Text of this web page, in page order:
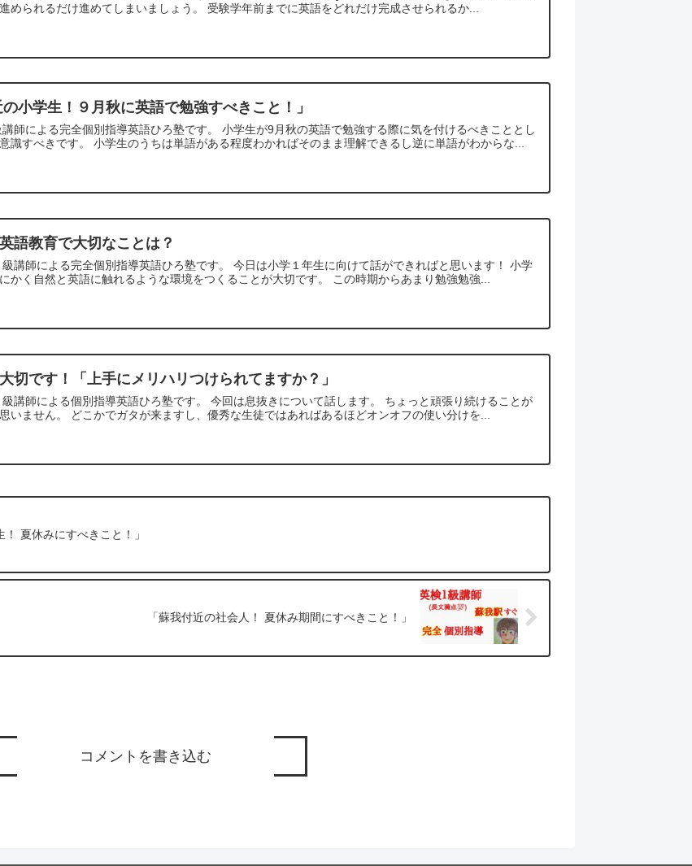
められるだけ進めてしまいましょう。 受験学年前までに英語をどれだけ完成させられるか...
の小学生！９月秋に英語で勉強すべきこと！」
師による完全個別指導英語ひろ塾です。 小学生が9月秋の英語で勉強する際に気を付けるべきこととし
識すべきです。 小学生のうちは単語がある程度わかればそのまま理解できるし逆に単語がわからな...
語教育で大切なことは？
講師による完全個別指導英語ひろ塾です。 今日は小学１年生に向けて話ができればと思います！ 小学
かく自然と英語に触れるような環境をつくることが大切です。 この時期からあまり勉強勉強...
切です！「上手にメリハリつけられてますか？」
講師による個別指導英語ひろ塾です。 今回は息抜きについて話します。 ちょっと頑張り続けることが
いません。 どこかでガタが来ますし、優秀な生徒ではあればあるほどオンオフの使い分けを...
！ 夏休みにすべきこと！」
「蘇我付近の社会人！ 夏休み期間にすべきこと！」
コメントを書き込む